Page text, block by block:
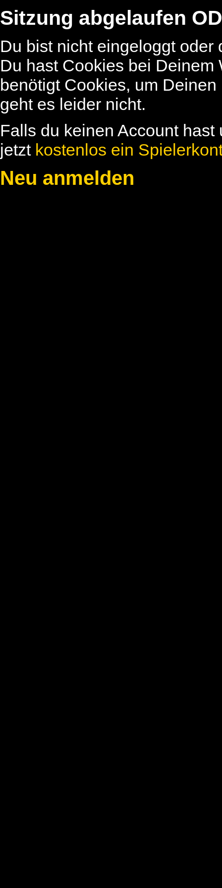
Sitzung abgelaufen
Du bist nicht eingeloggt
Du hast Cookies bei
benötigt Cookies, um
geht es leider nicht.
Falls du keinen Account
jetzt kostenlos ein
Neu anmelden